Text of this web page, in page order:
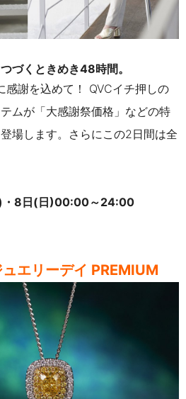
づくときめき48時間。
謝を込めて！ QVCイチ押しの
ムが「大感謝祭価格」などの特
場します。さらにこの2日間は全
)・8日(日)00:00～24:00
ュエリーデイ PREMIUM